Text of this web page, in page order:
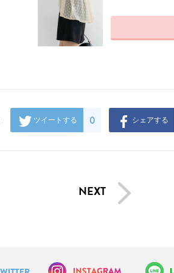
ツイートする 0 シェアする
NEXT